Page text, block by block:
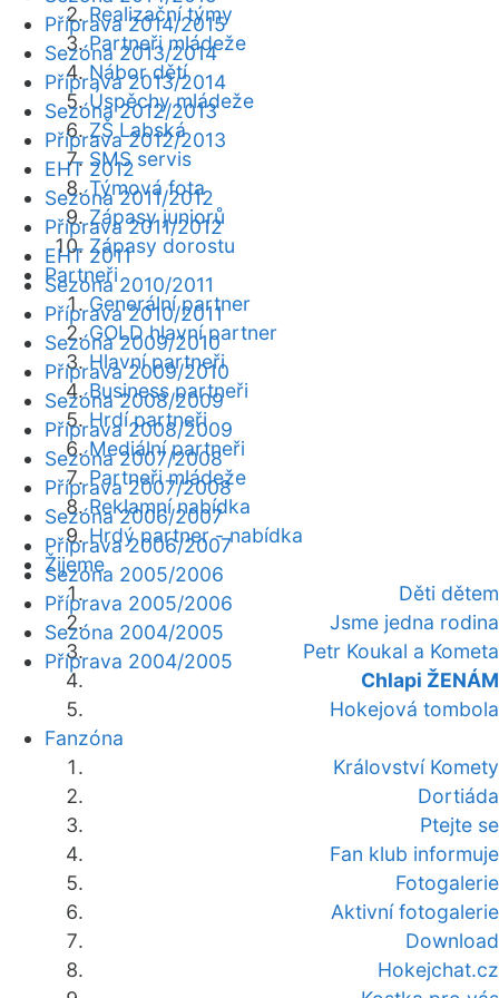
Realizační týmy
Partneři mládeže
Nábor dětí
Úspěchy mládeže
ZŠ Labská
SMS servis
Týmová fota
Zápasy juniorů
Zápasy dorostu
Partneři
Generální partner
GOLD hlavní partner
Hlavní partneři
Business partneři
Hrdí partneři
Mediální partneři
Partneři mládeže
Reklamní nabídka
Hrdý partner - nabídka
Žijeme
Děti dětem
Jsme jedna rodina
Petr Koukal a Kometa
Chlapi ŽENÁM
Hokejová tombola
Fanzóna
Království Komety
Dortiáda
Ptejte se
Fan klub informuje
Fotogalerie
Aktivní fotogalerie
Download
Hokejchat.cz
Příprava 2014/2015
Sezóna 2013/2014
Příprava 2013/2014
Sezóna 2012/2013
Příprava 2012/2013
EHT 2012
Sezóna 2011/2012
Příprava 2011/2012
EHT 2011
Sezóna 2010/2011
Příprava 2010/2011
Sezóna 2009/2010
Příprava 2009/2010
Sezóna 2008/2009
Příprava 2008/2009
Sezóna 2007/2008
Příprava 2007/2008
Sezóna 2006/2007
Příprava 2006/2007
Sezóna 2005/2006
Příprava 2005/2006
Sezóna 2004/2005
Příprava 2004/2005